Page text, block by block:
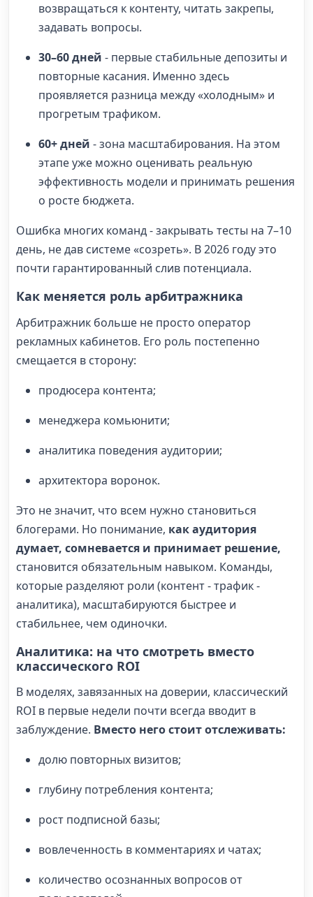
возвращаться к контенту, читать закрепы,
задавать вопросы.
30–60 дней - первые стабильные депозиты и
повторные касания. Именно здесь
проявляется разница между «холодным» и
прогретым трафиком.
60+ дней - зона масштабирования. На этом
этапе уже можно оценивать реальную
эффективность модели и принимать решения
о росте бюджета.
Ошибка многих команд - закрывать тесты на 7–10
день, не дав системе «созреть». В 2026 году это
почти гарантированный слив потенциала.
Как меняется роль арбитражника
Арбитражник больше не просто оператор
рекламных кабинетов. Его роль постепенно
смещается в сторону:
продюсера контента;
менеджера комьюнити;
аналитика поведения аудитории;
архитектора воронок.
Это не значит, что всем нужно становиться
блогерами. Но понимание, как аудитория
думает, сомневается и принимает решение,
становится обязательным навыком. Команды,
которые разделяют роли (контент - трафик -
аналитика), масштабируются быстрее и
стабильнее, чем одиночки.
Аналитика: на что смотреть вместо
классического ROI
В моделях, завязанных на доверии, классический
ROI в первые недели почти всегда вводит в
заблуждение. Вместо него стоит отслеживать:
долю повторных визитов;
глубину потребления контента;
рост подписной базы;
вовлеченность в комментариях и чатах;
количество осознанных вопросов от